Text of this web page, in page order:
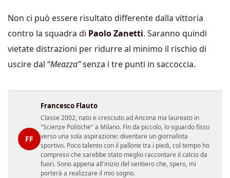
Non ci può essere risultato differente dalla vittoria
contro la squadra di Paolo Zanetti. Saranno quindi
vietate distrazioni per ridurre al minimo il rischio di
uscire dal “Meazza”senza i tre punti in saccoccia.
FF
Francesco Flauto
Classe 2002, nato e cresciuto ad Ancona ma laureato in
"Scienze Politiche" a Milano. Fin da piccolo, lo sguardo fisso
verso una sola aspirazione: diventare un giornalista
sportivo. Poco talento con il pallone tra i piedi, col tempo ho
compreso che sarebbe stato meglio raccontare il calcio da
fuori. Sono appena all'inizio del sentiero che, spero, mi
porterà a realizzare il mio sogno.